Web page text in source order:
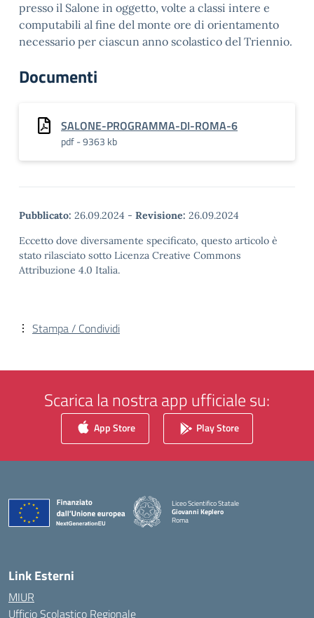
presso il Salone in oggetto, volte a classi intere e
computabili al fine del monte ore di orientamento
necessario per ciascun anno scolastico del Triennio.
Documenti
SALONE-PROGRAMMA-DI-ROMA-6
pdf - 9363 kb
Pubblicato: 26.09.2024 - Revisione: 26.09.2024
Eccetto dove diversamente specificato, questo articolo è
stato rilasciato sotto Licenza Creative Commons
Attribuzione 4.0 Italia.
Stampa / Condividi
Scarica la nostra app ufficiale su:
App Store Play Store
Liceo Scientifico Statale
Giovanni Keplero
Roma
Link Esterni
MIUR
Ufficio Scolastico Regionale